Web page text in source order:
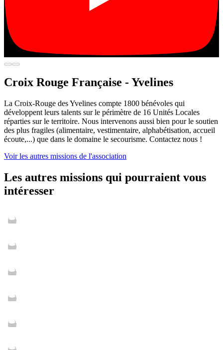
Croix Rouge Française - Yvelines
La Croix-Rouge des Yvelines compte 1800 bénévoles qui
développent leurs talents sur le périmètre de 16 Unités Locales
réparties sur le territoire. Nous intervenons aussi bien pour le soutien
des plus fragiles (alimentaire, vestimentaire, alphabétisation, accueil
écoute,...) que dans le domaine le secourisme. Contactez nous !
Voir les autres missions de l'association
Les autres missions qui pourraient vous
intéresser